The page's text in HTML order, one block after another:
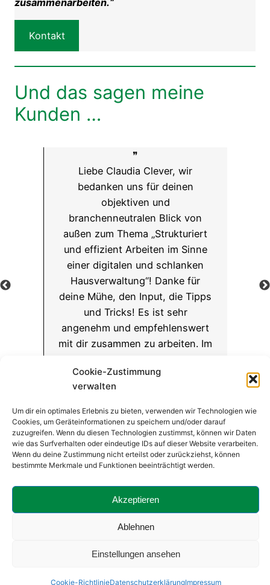
Cookie-Zustimmung
verwalten
Um dir ein optimales Erlebnis zu bieten, verwenden wir Technologien wie
Cookies, um Geräteinformationen zu speichern und/oder darauf
zuzugreifen. Wenn du diesen Technologien zustimmst, können wir Daten
wie das Surfverhalten oder eindeutige IDs auf dieser Website verarbeiten.
Wenn du deine Zustimmung nicht erteilst oder zurückziehst, können
bestimmte Merkmale und Funktionen beeinträchtigt werden.
Akzeptieren
Ablehnen
Einstellungen ansehen
Cookie-RichtlinieDatenschutzerklärungImpressum
zusammenarbeiten.“
Kontakt
Und das sagen meine
Kunden …
❞
Liebe Claudia Clever, wir
bedanken uns für deinen
objektiven und
branchenneutralen Blick von
außen zum Thema „Strukturiert
und effizient Arbeiten im Sinne
einer digitalen und schlanken
Hausverwaltung“! Danke für
deine Mühe, den Input, die Tipps
und Tricks! Es ist sehr
angenehm und empfehlenswert
mit dir zusammen zu arbeiten. Im
Spohn Immobilien.
❝
Mobil: 0175 579 05 96 • E-Mail:buero@claudia-
clever.de